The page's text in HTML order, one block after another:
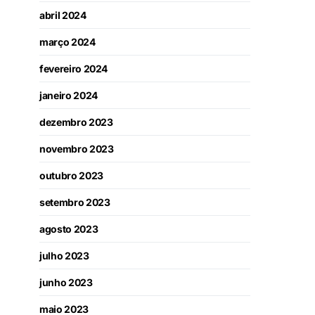
abril 2024
março 2024
fevereiro 2024
janeiro 2024
dezembro 2023
novembro 2023
outubro 2023
setembro 2023
agosto 2023
julho 2023
junho 2023
maio 2023